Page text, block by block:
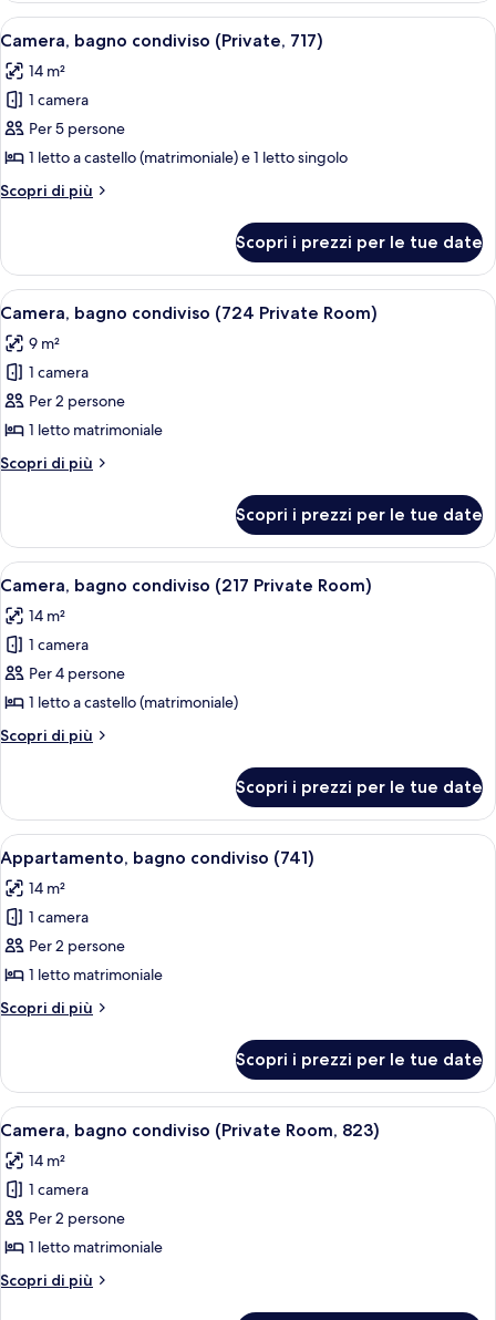
common
Bath
Apri
tutte
le
foto
per
Camera,
bagno
condiviso
717)
Un letto a castello con una TV
1
Camera, bagno condiviso (Private, 717)
14 m²
1 camera
Per 5 persone
1 letto a castello (matrimoniale) e 1 letto singolo
Scopri di più
Altri
bagno
condiviso
(Private,
Scopri i prezzi per le tue date
Apri
tutte
le
foto
per
Camera,
bagno
condiviso
Private
Room)
Una stanza compatta con due letti,
7
Camera, bagno condiviso (724 Private Room)
9 m²
1 camera
Per 2 persone
1 letto matrimoniale
Scopri di più
Altri
bagno
condiviso
(724
Room)
Scopri i prezzi per le tue date
Apri
tutte
le
foto
per
Camera,
bagno
condiviso
Private
Room)
Un letto a castello con
3
Camera, bagno condiviso (217 Private Room)
14 m²
1 camera
Per 4 persone
1 letto a castello (matrimoniale)
Scopri di più
Altri
bagno
condiviso
(217
Private
Room)
Scopri i prezzi per le tue date
Apri
tutte
le
foto
per
Appartamento,
bagno
condiviso
Una stanza piccola con un letto,
3
Appartamento, bagno condiviso (741)
14 m²
1 camera
Per 2 persone
1 letto matrimoniale
Scopri di più
Altri
bagno
condiviso
(741)
Scopri i prezzi per le tue date
Apri
tutte
le
foto
per
Camera,
bagno
condiviso
Una stanza compatta con angolo
1
Camera, bagno condiviso (Private Room, 823)
14 m²
1 camera
Per 2 persone
1 letto matrimoniale
Scopri di più
Altri